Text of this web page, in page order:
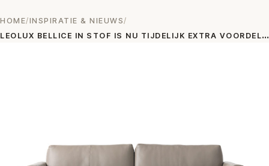
HOME/INSPIRATIE & NIEUWS/
L
EOLUX BELLICE IN STOF IS NU TIJDELIJK EXTRA VOORDELIG!